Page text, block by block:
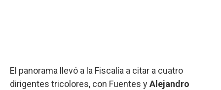
El panorama llevó a la Fiscalía a citar a cuatro
dirigentes tricolores, con Fuentes yAlejandro